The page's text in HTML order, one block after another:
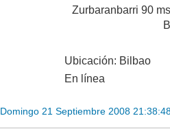
Zurbaranbarri 90
Ubicación: Bilbao
En línea
Domingo 21 Septiembre 2008